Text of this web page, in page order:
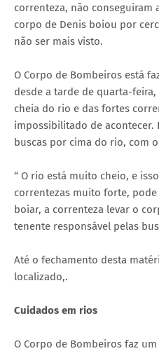
correnteza, não conseguiram
corpo de Denis boiou por
não ser mais visto.
O Corpo de Bombeiros está
desde a tarde de quarta-
cheia do rio e das fortes
impossibilitado de acontecer.
buscas por cima do rio, com
“ O rio está muito cheio, e
correntezas muito forte, pode
boiar, a correnteza levar o
tenente responsável pelas
Até o fechamento desta
localizado,.
Cuidados em rios
O Corpo de Bombeiros faz